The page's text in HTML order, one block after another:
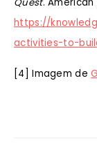
Quest.
https://
activities-to-
[4] Imagem de